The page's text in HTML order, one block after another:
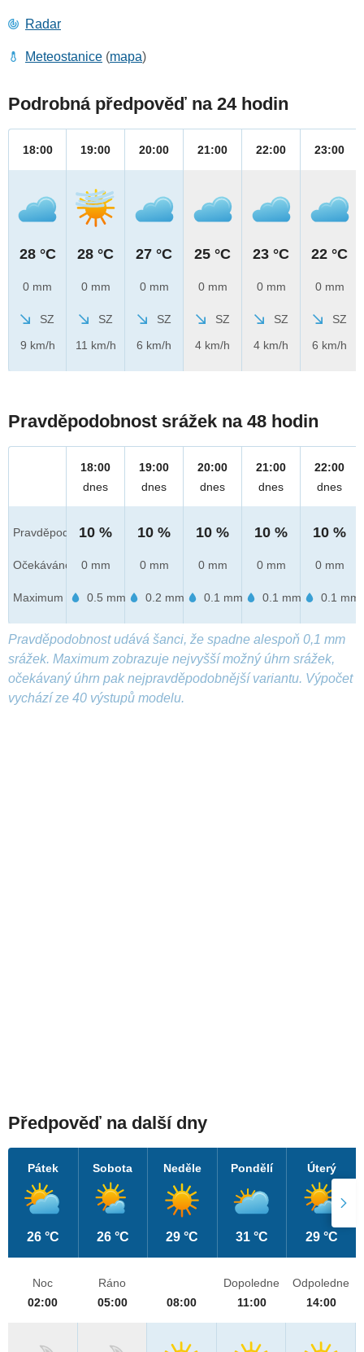
Radar
Meteostanice (mapa)
Podrobná předpověď na 24 hodin
18:00
28 °C
0 mm
SZ
9 km/h
19:00
28 °C
0 mm
SZ
11 km/h
20:00
27 °C
0 mm
SZ
6 km/h
21:00
25 °C
0 mm
SZ
4 km/h
22:00
23 °C
0 mm
SZ
4 km/h
23:00
22 °C
0 mm
SZ
6 km/h
Pravděpodobnost srážek na 48 hodin
Pravděpod.
Očekáváno
Maximum
18:00
dnes
10 %
0 mm
0.5 mm
19:00
dnes
10 %
0 mm
0.2 mm
20:00
dnes
10 %
0 mm
0.1 mm
21:00
dnes
10 %
0 mm
0.1 mm
22:00
dnes
10 %
0 mm
0.1 mm
Pravděpodobnost udává šanci, že spadne alespoň 0,1 mm
srážek. Maximum zobrazuje nejvyšší možný úhrn srážek,
očekávaný úhrn pak nejpravděpodobnější variantu. Výpočet
vychází ze 40 výstupů modelu.
Předpověď na další dny
Pátek
26 °C
Sobota
26 °C
Neděle
29 °C
Pondělí
31 °C
Úterý
29 °C
Noc
02:00
Ráno
05:00
08:00
Dopoledne
11:00
Odpoledne
14:00